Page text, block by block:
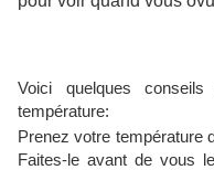
Voici quelques
température:
Prenez votre température
Faites-le avant de vous